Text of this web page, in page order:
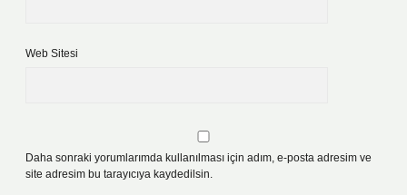
Web Sitesi
Daha sonraki yorumlarımda kullanılması için adım, e-posta adresim ve
site adresim bu tarayıcıya kaydedilsin.